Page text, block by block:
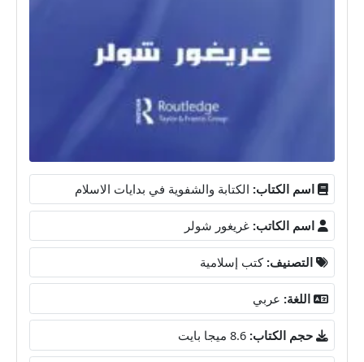
اسم الكتاب: الكتابة والشفوية في بدايات الاسلام
اسم الكاتب: غريغور شولر
التصنيف: كتب إسلامية
اللغة: عربي
حجم الكتاب: 8.6 ميجا بايت